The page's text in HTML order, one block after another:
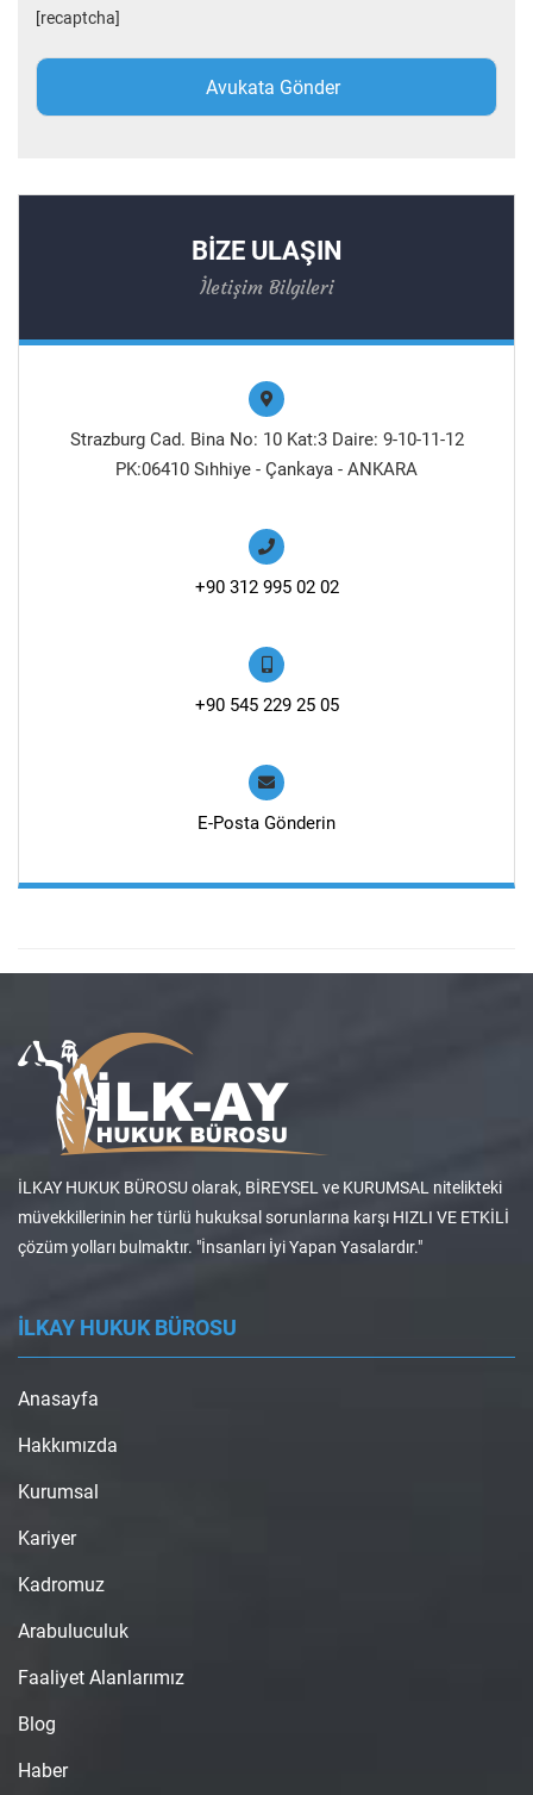
[recaptcha]
BİZE ULAŞIN
İletişim Bilgileri
Strazburg Cad. Bina No: 10 Kat:3 Daire: 9-10-11-12
PK:06410 Sıhhiye - Çankaya - ANKARA
+90 312 995 02 02
+90 545 229 25 05
E-Posta Gönderin
İLKAY HUKUK BÜROSU olarak, BİREYSEL ve KURUMSAL nitelikteki
müvekkillerinin her türlü hukuksal sorunlarına karşı HIZLI VE ETKİLİ
çözüm yolları bulmaktır. "İnsanları İyi Yapan Yasalardır."
İLKAY HUKUK BÜROSU
Anasayfa
Hakkımızda
Kurumsal
Kariyer
Kadromuz
Arabuluculuk
Faaliyet Alanlarımız
Blog
Haber